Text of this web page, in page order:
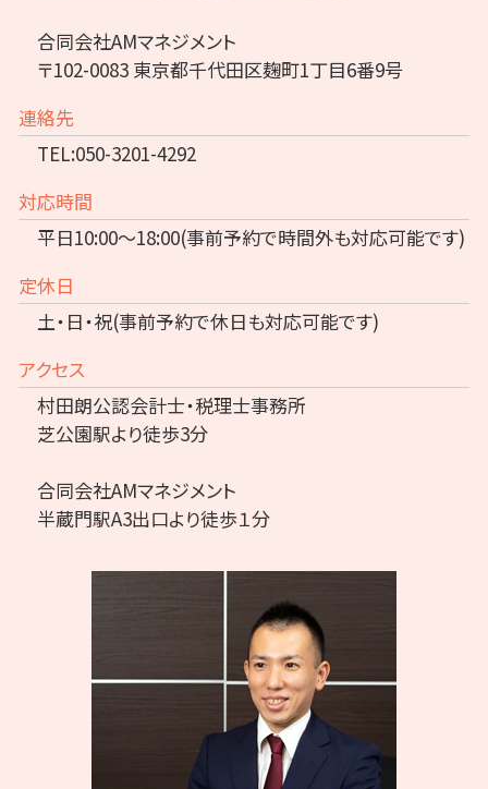
合同会社AMマネジメント
〒102-0083 東京都千代田区麹町1丁目6番9号
連絡先
TEL:050-3201-4292
対応時間
平日10:00～18:00(事前予約で時間外も対応可能です)
定休日
土・日・祝(事前予約で休日も対応可能です)
アクセス
村田朗公認会計士・税理士事務所
芝公園駅より徒歩3分
合同会社AMマネジメント
半蔵門駅A3出口より徒歩１分